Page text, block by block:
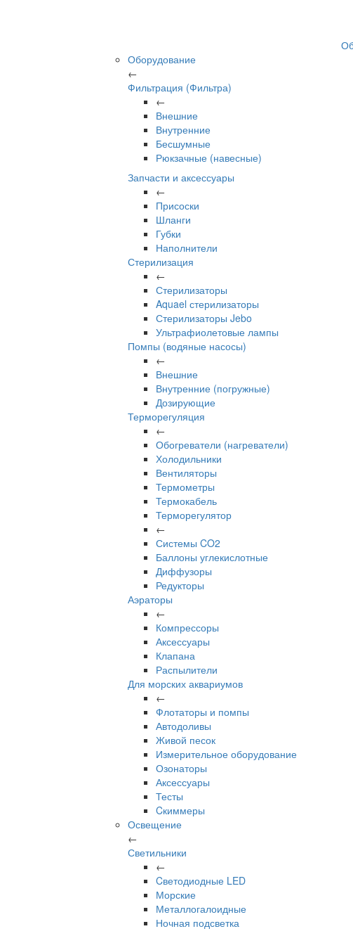
Оборудование
←
Фильтрация (Фильтра)
←
Внешние
Внутренние
Бесшумные
Рюкзачные (навесные)
Запчасти и аксессуары
←
Присоски
Шланги
Губки
Наполнители
Стерилизация
←
Стерилизаторы
Aquael стерилизаторы
Стерилизаторы Jebo
Ультрафиолетовые лампы
Помпы (водяные насосы)
←
Внешние
Внутренние (погружные)
Дозирующие
Терморегуляция
←
Обогреватели (нагреватели)
Холодильники
Вентиляторы
Термометры
Термокабель
Терморегулятор
←
Системы CO2
Баллоны углекислотные
Диффузоры
Редукторы
Аэраторы
←
Компрессоры
Аксессуары
Клапана
Распылители
Для морских аквариумов
←
Флотаторы и помпы
Автодоливы
Живой песок
Измерительное оборудование
Озонаторы
Аксессуары
Тесты
Cкиммеры
Освещение
←
Светильники
←
Cветодиодные LED
Морские
Металлогалоидные
Ночная подсветка